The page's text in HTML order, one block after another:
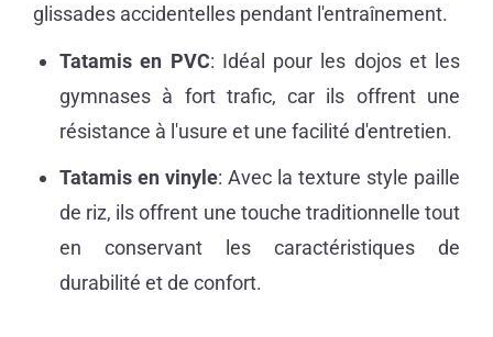
glissades accidentelles pendant l'entraînement.
Tatamis en PVC: Idéal pour les dojos et les
gymnases à fort trafic, car ils offrent une
résistance à l'usure et une facilité d'entretien.
Tatamis en vinyle: Avec la texture style paille
de riz, ils offrent une touche traditionnelle tout
en conservant les caractéristiques de
durabilité et de confort.